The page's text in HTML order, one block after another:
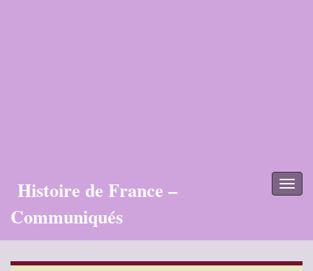
Histoire de France –
Communiqués